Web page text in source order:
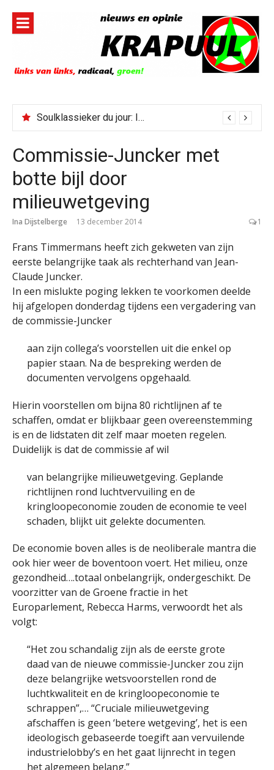
inhoud
Soulklassieker du jour: I Wish It Would Rain
Commissie-Juncker met
botte bijl door
milieuwetgeving
Ina Dijstelberge 13 december 2014 1
Frans Timmermans heeft zich gekweten van zijn
eerste belangrijke taak als rechterhand van Jean-
Claude Juncker.
In een mislukte poging lekken te voorkomen deelde
hij afgelopen donderdag tijdens een vergadering van
de commissie-Juncker
aan zijn collega’s voorstellen uit die enkel op
papier staan. Na de bespreking werden de
documenten vervolgens opgehaald.
Hierin voorstellen om bijna 80 richtlijnen af te
schaffen, omdat er blijkbaar geen overeenstemming
is en de lidstaten dit zelf maar moeten regelen.
Duidelijk is dat de commissie af wil
van belangrijke milieuwetgeving. Geplande
richtlijnen rond luchtvervuiling en de
kringloopeconomie zouden de economie te veel
schaden, blijkt uit gelekte documenten.
De economie boven alles is de neoliberale mantra die
ook hier weer de boventoon voert. Het milieu, onze
gezondheid….totaal onbelangrijk, ondergeschikt. De
voorzitter van de Groene fractie in het
Europarlement, Rebecca Harms, verwoordt het als
volgt:
“Het zou schandalig zijn als de eerste grote
daad van de nieuwe commissie-Juncker zou zijn
deze belangrijke wetsvoorstellen rond de
luchtkwaliteit en de kringloopeconomie te
schrappen”,… “Cruciale milieuwetgeving
afschaffen is geen ‘betere wetgeving’, het is een
ideologisch gebaseerde toegift aan vervuilende
industrielobby’s en het gaat lijnrecht in tegen
het algemeen belang.”